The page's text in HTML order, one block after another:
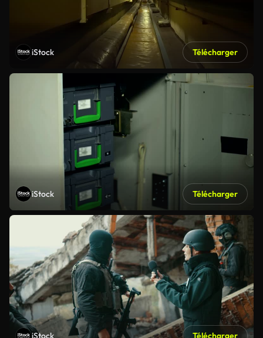
iStock Télécharger
iStock Télécharger
iStock Télécharger